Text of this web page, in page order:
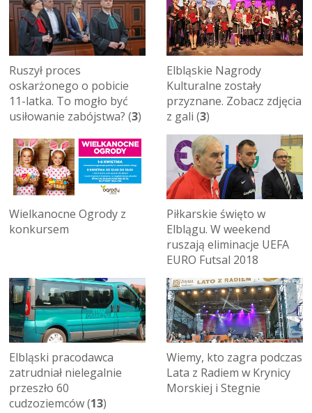
Ruszył proces
oskarżonego o pobicie
11-latka. To mogło być
usiłowanie zabójstwa? (3)
Elbląskie Nagrody
Kulturalne zostały
przyznane. Zobacz zdjęcia
z gali (3)
Wielkanocne Ogrody z
konkursem
Piłkarskie święto w
Elblągu. W weekend
ruszają eliminacje UEFA
EURO Futsal 2018
Elbląski pracodawca
zatrudniał nielegalnie
przeszło 60
cudzoziemców (13)
Wiemy, kto zagra podczas
Lata z Radiem w Krynicy
Morskiej i Stegnie